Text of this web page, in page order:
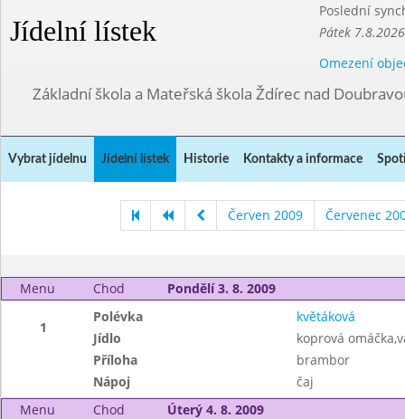
Jídelní lístek
Poslední
Pátek
Omezení
Základní škola a Mateřská škola Ždírec nad
Vybrat jídelnu Jídelní lístek Historie Kontakty a informace
Červen 2009 Červenec
Menu Chod Pondělí 3. 8. 2009
1
Polévka
květáková
Jídlo
koprová
Příloha
brambor
Nápoj
čaj
Menu
Chod Úterý 4. 8. 2009